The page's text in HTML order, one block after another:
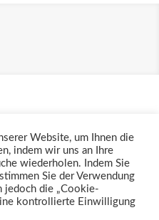
datenschutz
r ealisierung amydesigns.de,
Website, um Ihnen die
indem wir uns an Ihre
wiederholen. Indem Sie
Sie der Verwendung
jedoch die „Cookie-
kontrollierte Einwilligung